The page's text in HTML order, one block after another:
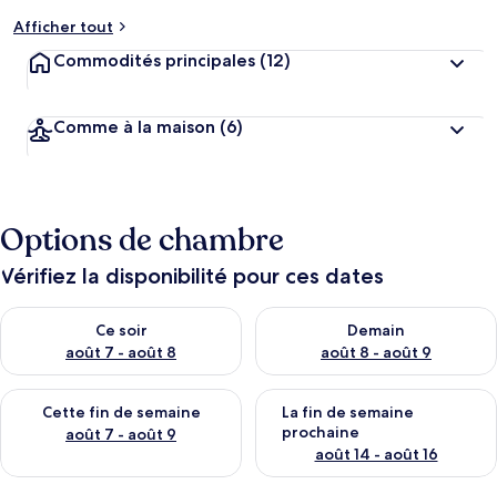
Afficher tout
Commodités principales (12)
Comme à la maison (6)
Options de chambre
Vérifiez la disponibilité pour ces dates
Ce soir
août 7 - août 8
Vérifier la disponibilité pour ce soir août 7 - août 8
Demain
août 8 - août 9
Vérifier la disponibilité pour
Cette fin de semaine
août 7 - août 9
Vérifier la disponibilité pour cette fin de semaine août 7 -
La fin de semaine
prochaine
août 14 - août 16
Vérifier la disponibilité pour